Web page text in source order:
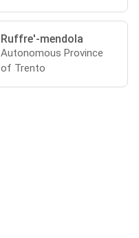
Ruffre'-mendola
Autonomous Province
of Trento